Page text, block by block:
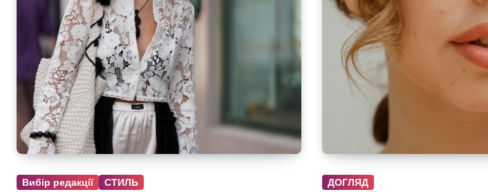
Вибір редакції СТИЛЬ ДОГЛЯД